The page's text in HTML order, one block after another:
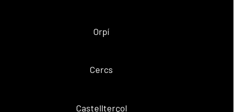
Orpí
Cercs
Castellterçol